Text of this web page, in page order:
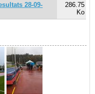
28-09-
286.75
Ko